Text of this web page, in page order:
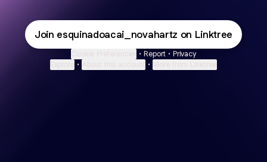
Join esquinadoacai_novahartz on Linktree
• Report • Privacy
• •